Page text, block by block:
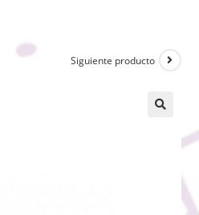
Siguiente producto